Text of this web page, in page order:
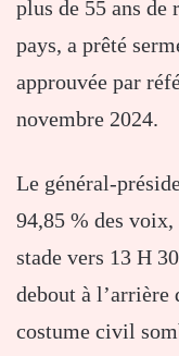
plus de 55 ans
pays, a prêté
approuvée par
novembre 2024.
Le général-
94,85 % des
stade vers 13 H
debout à l’arrière
costume civil